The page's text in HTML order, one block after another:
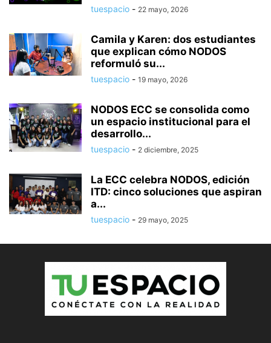
tuespacio - 22 mayo, 2026
Camila y Karen: dos estudiantes
que explican cómo NODOS
reformuló su...
tuespacio - 19 mayo, 2026
NODOS ECC se consolida como
un espacio institucional para el
desarrollo...
tuespacio - 2 diciembre, 2025
La ECC celebra NODOS, edición
ITD: cinco soluciones que aspiran
a...
tuespacio - 29 mayo, 2025